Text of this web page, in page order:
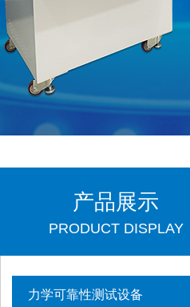
产品展示
PRODUCT DISPLAY
力学可靠性测试设备